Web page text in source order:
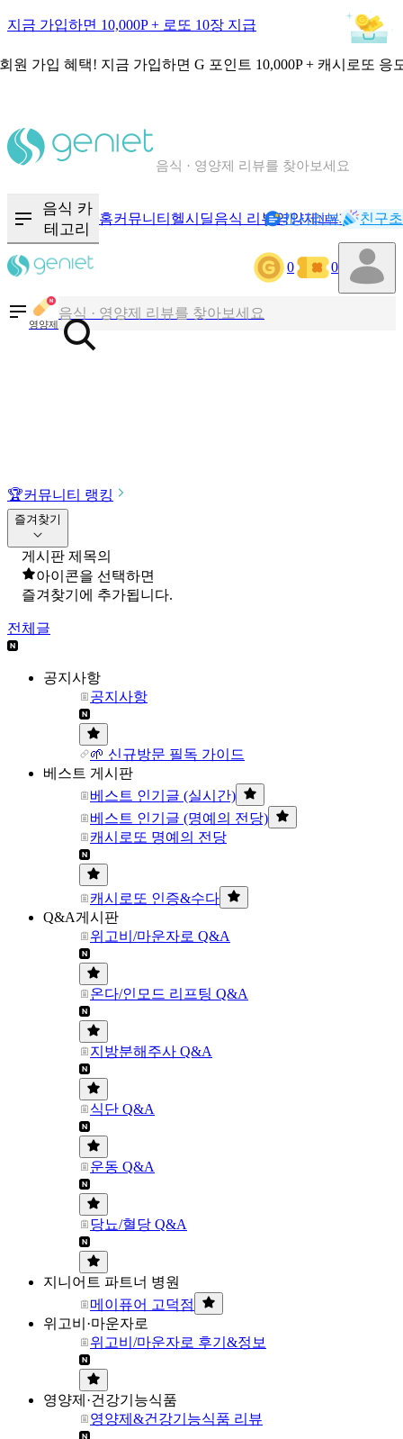
지금 가입하면 10,000P + 로또 10장 지급
원 가입 혜택! 지금 가입하면 G 포인트 10,000P + 캐시로또 응
음식 · 영양제 리뷰를 찾아보세요
음식 카
테고리
홈커뮤니티 헬시딜음식 리뷰영양제NEW기록
캐시리뷰 친구
0 0
영양제
칼로리와 영양성분을 검색해보세요
혈당 · 다이어트 음식 검색해보세요
음식 · 영양제 리뷰를 찾아보세요
🏆커뮤니티 랭킹
즐겨찾기
게시판 제목의
아이콘을 선택하면
즐겨찾기에 추가됩니다.
전체글
공지사항
공지사항
🌱 신규방문 필독 가이드
베스트 게시판
베스트 인기글 (실시간)
베스트 인기글 (명예의 전당)
캐시로또 명예의 전당
캐시로또 인증&수다
Q&A게시판
위고비/마운자로 Q&A
온다/인모드 리프팅 Q&A
지방분해주사 Q&A
식단 Q&A
운동 Q&A
당뇨/혈당 Q&A
지니어트 파트너 병원
메이퓨어 고덕점
위고비·마운자로
위고비/마운자로 후기&정보
영양제·건강기능식품
영양제&건강기능식품 리뷰